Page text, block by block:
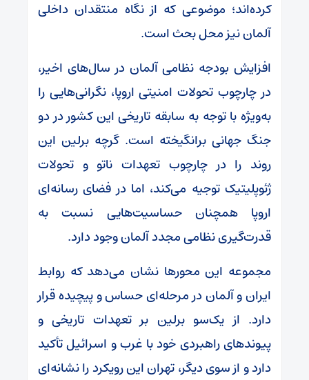
کرده‌اند؛ موضوعی که از نگاه منتقدان داخلی
آلمان نیز محل بحث است.
افزایش بودجه نظامی آلمان در سال‌های اخیر،
در چارچوب تحولات امنیتی اروپا، نگرانی‌هایی را
به‌ویژه با توجه به سابقه تاریخی این کشور در دو
جنگ جهانی برانگیخته است. گرچه برلین این
روند را در چارچوب تعهدات ناتو و تحولات
ژئوپلیتیک توجیه می‌کند، اما در فضای رسانه‌ای
اروپا همچنان حساسیت‌هایی نسبت به
قدرت‌گیری نظامی مجدد آلمان وجود دارد.
مجموعه این محورها نشان می‌دهد که روابط
ایران و آلمان در مرحله‌ای حساس و پیچیده قرار
دارد. از یک‌سو برلین بر تعهدات تاریخی و
پیوندهای راهبردی خود با غرب و اسرائیل تأکید
دارد و از سوی دیگر، تهران این رویکرد را نشانه‌ای